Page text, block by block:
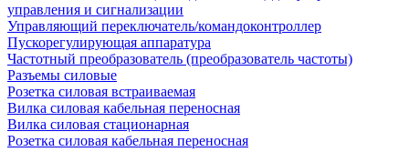
управления и сигнализации
Управляющий переключатель/командоконтроллер
Пускорегулирующая аппаратура
Частотный преобразователь (преобразователь частоты)
Разъемы силовые
Розетка силовая встраиваемая
Вилка силовая кабельная переносная
Вилка силовая стационарная
Розетка силовая кабельная переносная